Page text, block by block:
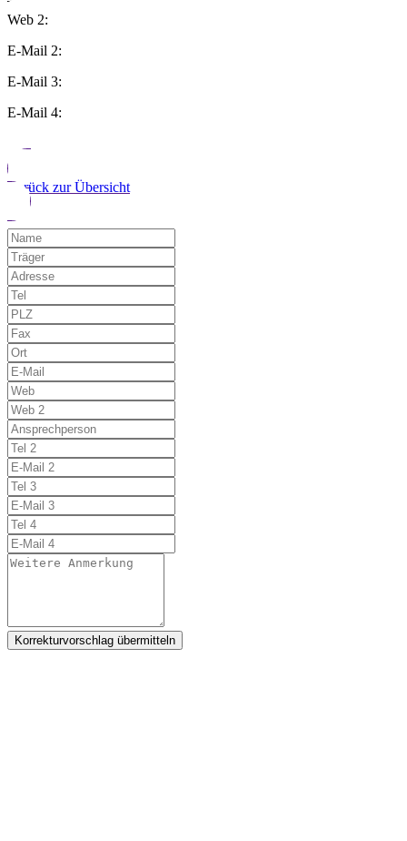
Web 2:
E-Mail 2:
E-Mail 3:
E-Mail 4:
Zurück zur Übersicht
Korrekturvorschlag übermitteln